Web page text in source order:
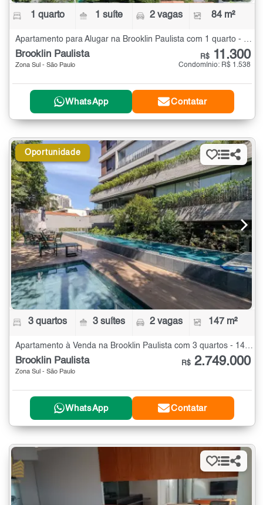
1 quarto 1 suíte 2 vagas 84 m²
Apartamento para Alugar na Brooklin Paulista com 1 quarto - 84 m²
Brooklin Paulista
Zona Sul - São Paulo
R$ 11.300
Condomínio: R$ 1.538
WhatsApp Contatar
Oportunidade
3 quartos 3 suítes 2 vagas 147 m²
Apartamento à Venda na Brooklin Paulista com 3 quartos - 147 m²
Brooklin Paulista
Zona Sul - São Paulo
R$ 2.749.000
WhatsApp Contatar